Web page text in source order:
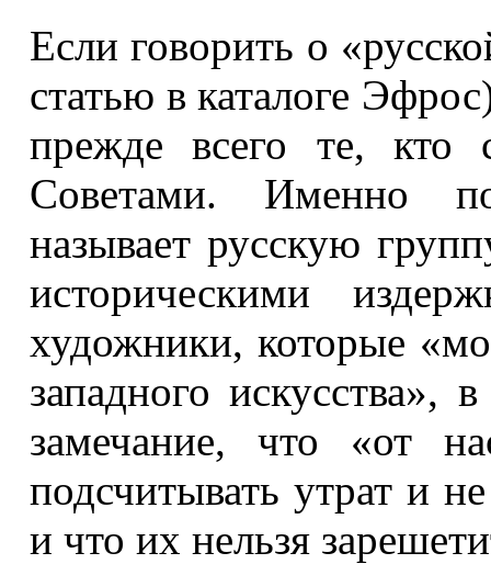
Если говорить о
статью в каталоге
прежде всего те, кто
Советами. Именно
называет русскую
историческими
художники, которые
западного искусства»,
замечание, что «от
подсчитывать утрат и
и что их нельзя